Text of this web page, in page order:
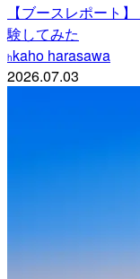
【ブースレポート
験してみた
hkaho harasawa
2026.07.03